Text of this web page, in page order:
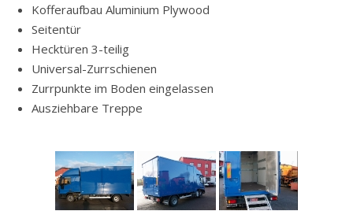
Kofferaufbau Aluminium Plywood
Seitentür
Hecktüren 3-teilig
Universal-Zurrschienen
Zurrpunkte im Boden eingelassen
Ausziehbare Treppe